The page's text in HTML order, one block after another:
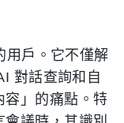
用戶。它不僅解
對話查詢和自
容」的痛點。特